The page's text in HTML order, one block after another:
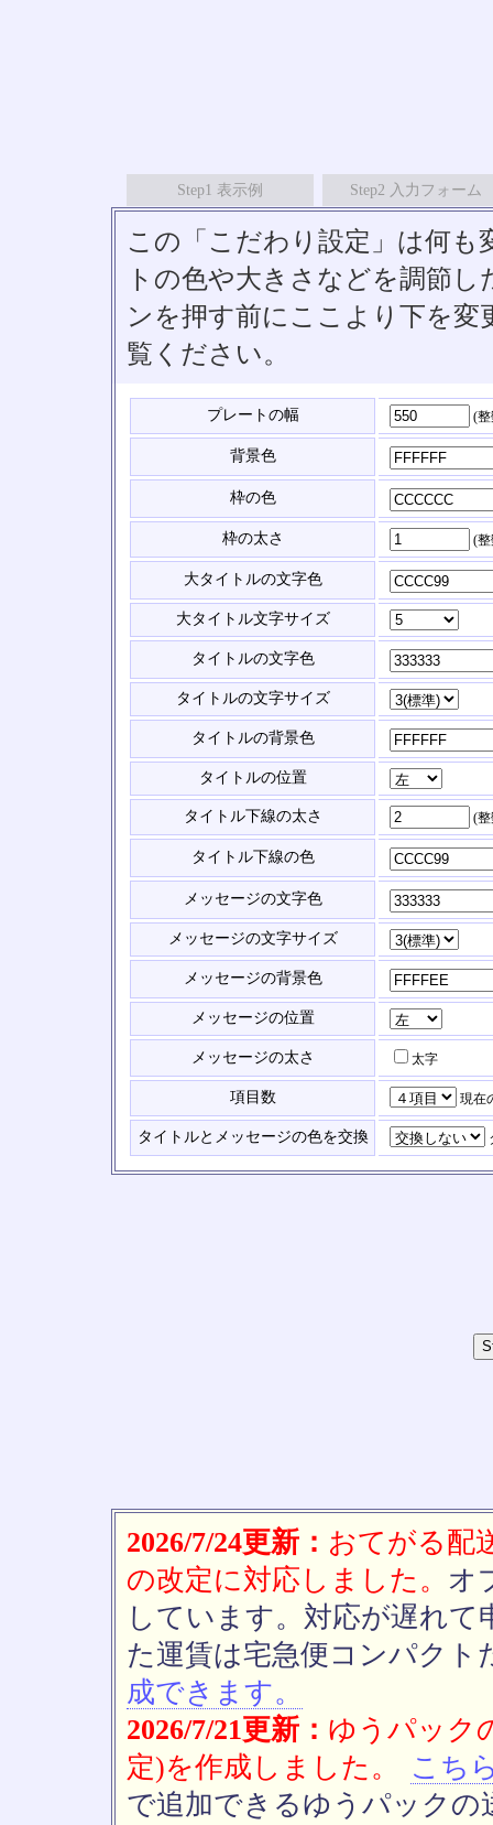
Step1 表示例 Step2 入力フォーム
この「こだわり設定」は何
トの色や大きさなどを調節
ンを押す前にここより下を
覧ください。
プレートの幅 (
背景色
枠の色
枠の太さ (
大タイトルの文字色
大タイトル文字サイズ
タイトルの文字色
タイトルの文字サイズ
タイトルの背景色
タイトルの位置
タイトル下線の太さ (
タイトル下線の色
メッセージの文字色
メッセージの文字サイズ
メッセージの背景色
メッセージの位置
メッセージの太さ 太字
項目数 現在
タイトルとメッセージの色を交換
2026/7/24更新： おてがる配
の改定に対応しました。 オ
しています。対応が遅れ
た運賃は宅急便コンパクト
成できます。
2026/7/21更新： ゆうパック
定)を作成しました。
こち
で追加できるゆうパックの